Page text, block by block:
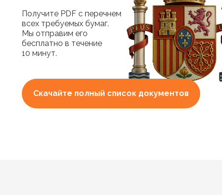
Скачайте полный список документов
Получите PDF с перечнем
всех требуемых бумаг.
Мы отправим его
бесплатно в течение
10 минут.